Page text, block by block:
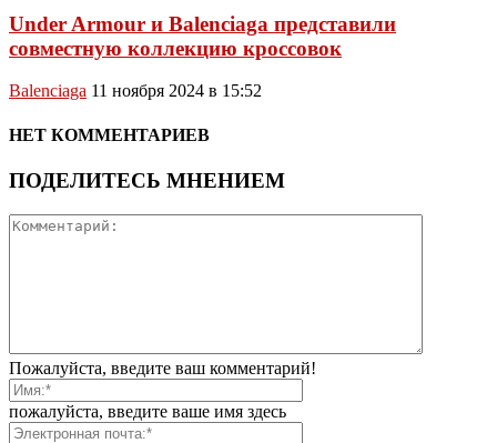
Under Armour и Balenciaga представили
совместную коллекцию кроссовок
Balenciaga 11 ноября 2024 в 15:52
НЕТ КОММЕНТАРИЕВ
ПОДЕЛИТЕСЬ МНЕНИЕМ
Пожалуйста, введите ваш комментарий!
пожалуйста, введите ваше имя здесь